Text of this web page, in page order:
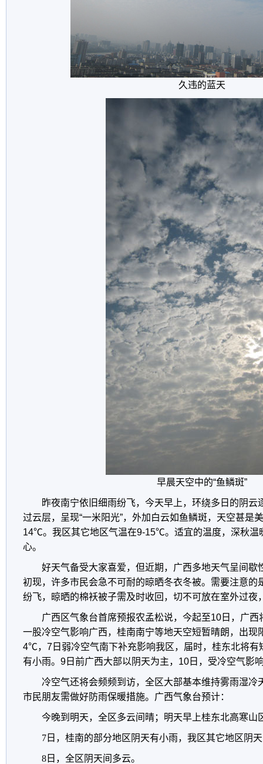
久违的蓝天
早晨天空中的“鱼鳞斑”
昨夜南宁依旧细雨纷飞，今天早上，环绕多日的阴云
过云层，呈现“一米阳光”，外加白云如鱼鳞斑，天空甚是
14℃。我区其它地区气温在9-15℃。适宜的温度，深秋温
心。
好天气备受大家喜爱，但近期，广西多地天气呈间歇
初现，许多市民会急不可耐的晾晒冬衣冬被。需要注意的
纷飞，晾晒的棉袄被子需及时收回，切不可放在室外过夜
广西区气象台首席预报农孟松说，今起至10日，广
一股冷空气影响广西，桂南南宁等地天空短暂晴朗，出现
4℃，7日弱冷空气南下补充影响我区，届时，桂东北将有
有小雨。9日前广西大部以阴天为主，10日，受冷空气影
冷空气还将会频频到访，全区大部基本维持雾雨湿冷
市民朋友需做好防雨保暖措施。广西气象台预计：
今晚到明天，全区多云间晴；明天早上桂东北高寒山
7日，桂南的部分地区阴天有小雨，我区其它地区阴
8日，全区阴天间多云。